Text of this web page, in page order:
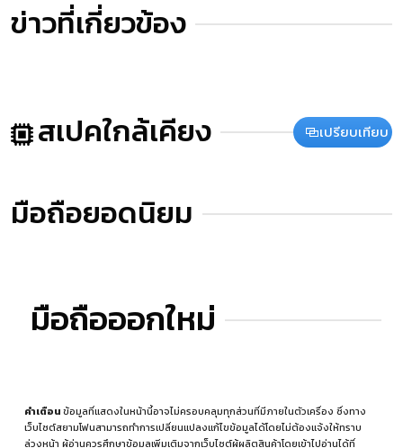
ข่าวที่เกี่ยวข้อง
สเปคใกล้เคียง เปรียบเทียบ
มือถือยอดนิยม
มือถือออกใหม่
คำเตือนข้อมูลที่แสดงในหน้านี้อาจไม่ครอบคลุมทุกส่วนที่มีภายในตัวเครื่อง ซึ่งทาง
เว็บไซต์สยามโฟนสามารถทำการเปลี่ยนแปลงแก้ไขข้อมูลได้โดยไม่ต้องแจ้งให้ทราบ
ล่วงหน้า ผู้อ่านควรศึกษาข้อมูลเพิ่มเติมจากเว็บไซต์ผู้ผลิตสินค้าโดยเข้าไปอ่านได้ที่